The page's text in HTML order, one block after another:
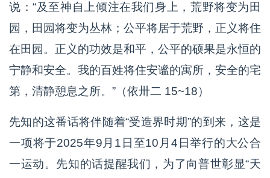
说：“及至神自上倾注在我们身上，荒野将变为田
园，田园将变为丛林；公平将居于荒野，正义将住
在田园。正义的功效是和平，公平的硕果是永恒的
宁静和安全。我的百姓将住安谧的寓所，安全的宅
第，清静憩息之所。”（依卅二 15~18）
先知的这番话将伴随着“受造界时期”的到来，这是
一项将于2025年9月1日至10月4日举行的大公合
一运动。先知的话提醒我们，为了向普世彰显“天